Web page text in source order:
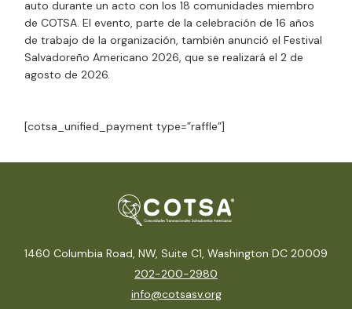
auto durante un acto con los 18 comunidades miembro
de COTSA. El evento, parte de la celebración de 16 años
de trabajo de la organización, también anunció el Festival
Salvadoreño Americano 2026, que se realizará el 2 de
agosto de 2026.
[cotsa_unified_payment type=”raffle”]
1460 Columbia Road, NW, Suite C1, Washington DC 20009
202-200-2980
info@cotsasv.org